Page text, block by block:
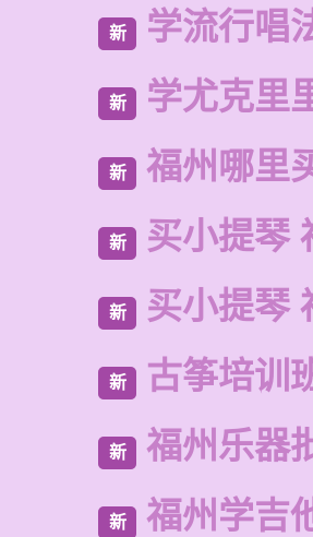
新 学流行唱
新 学尤克里
新 福州哪里
新 买小提琴
新 买小提琴
新 古筝培训
新 福州乐器
新 福州学吉